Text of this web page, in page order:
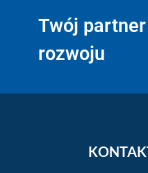
Twój
rozwoju